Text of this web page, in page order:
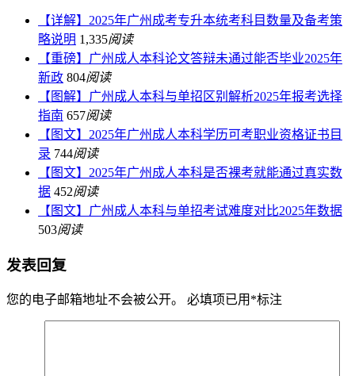
【详解】2025年广州成考专升本统考科目数量及备考策
略说明 1,335阅读
【重磅】广州成人本科论文答辩未通过能否毕业2025年
新政 804阅读
【图解】广州成人本科与单招区别解析2025年报考选择
指南 657阅读
【图文】2025年广州成人本科学历可考职业资格证书目
录 744阅读
【图文】2025年广州成人本科是否裸考就能通过真实数
据 452阅读
【图文】广州成人本科与单招考试难度对比2025年数据
503阅读
发表回复
您的电子邮箱地址不会被公开。 必填项已用 *标注